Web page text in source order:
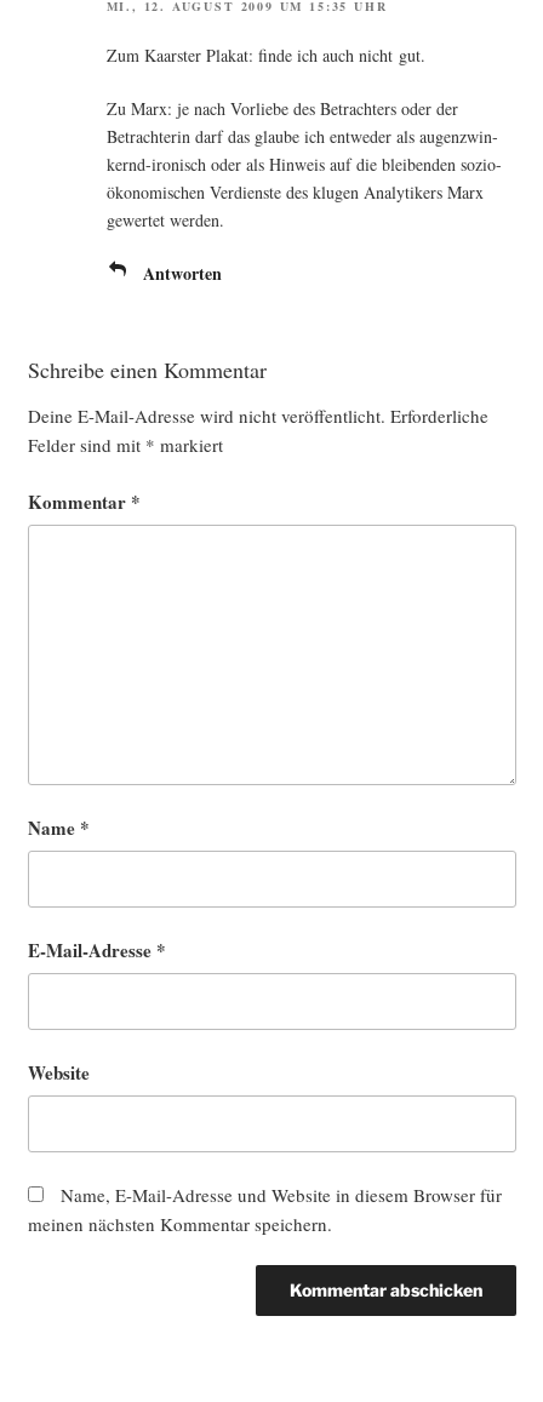
MI., 12. AUGUST 2009 UM 15:35 UHR
Zum Kaars­ter Pla­kat: fin­de ich auch nicht gut.
Zu Marx: je nach Vor­lie­be des Betrach­ters oder der
Betrach­te­rin darf das glau­be ich ent­we­der als augen­zwin­
kernd-iro­nisch oder als Hin­weis auf die blei­ben­den sozio-
öko­no­mi­schen Ver­diens­te des klu­gen Ana­ly­ti­kers Marx
gewer­tet werden.
Antworten
Schreibe einen Kommentar
Deine E-Mail-Adresse wird nicht veröffentlicht. Erforderliche
Felder sind mit * markiert
Kommentar *
Name *
E-Mail-Adresse *
Website
Name, E-Mail-Adresse und Website in diesem Browser für
meinen nächsten Kommentar speichern.